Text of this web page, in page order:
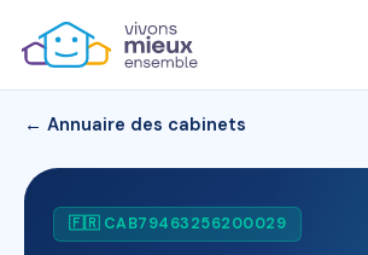
← Annuaire des cabinets
🇫🇷 CAB79463256200029